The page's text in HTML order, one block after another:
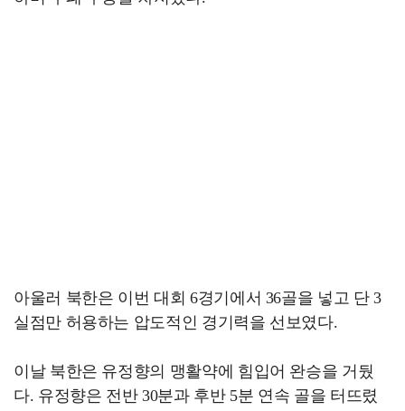
아울러 북한은 이번 대회 6경기에서 36골을 넣고 단 3
실점만 허용하는 압도적인 경기력을 선보였다.
이날 북한은 유정향의 맹활약에 힘입어 완승을 거뒀
다. 유정향은 전반 30분과 후반 5분 연속 골을 터뜨렸